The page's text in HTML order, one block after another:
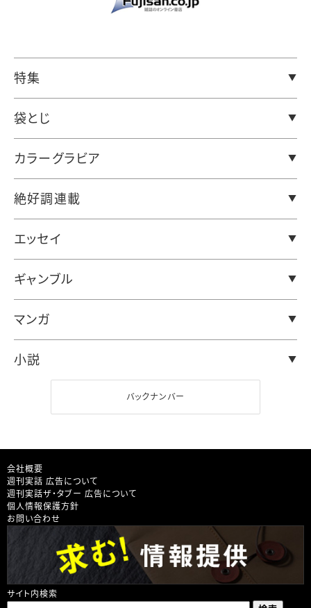
特集
袋とじ
カラーグラビア
絶好調連載
エッセイ
ギャンブル
マンガ
小説
バックナンバー
会社概要
週刊実話 広告について
週刊実話ザ・タブー 広告について
個人情報保護方針
お問い合わせ
サイト内検索